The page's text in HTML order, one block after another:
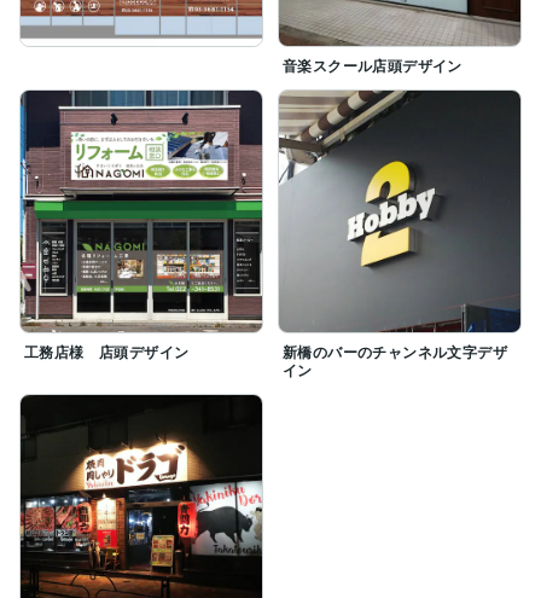
音楽スクール店頭デザイン
工務店様 店頭デザイン
新橋のバーのチャンネル文字デザ
イン